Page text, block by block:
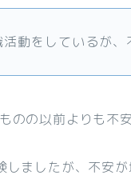
動をしているが
のの以前よりも不
しましたが、不安